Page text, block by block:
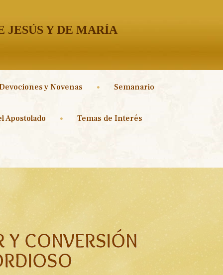
JESÚS Y DE MARÍA
y Novenas Semanario
Apostolado Temas de Interés
CONVERSIÓN